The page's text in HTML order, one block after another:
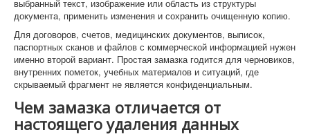
выбранный текст, изображение или область из структуры
документа, применить изменения и сохранить очищенную копию.
Для договоров, счетов, медицинских документов, выписок,
паспортных сканов и файлов с коммерческой информацией нужен
именно второй вариант. Простая замазка годится для черновиков,
внутренних пометок, учебных материалов и ситуаций, где
скрываемый фрагмент не является конфиденциальным.
Чем замазка отличается от
настоящего удаления данных